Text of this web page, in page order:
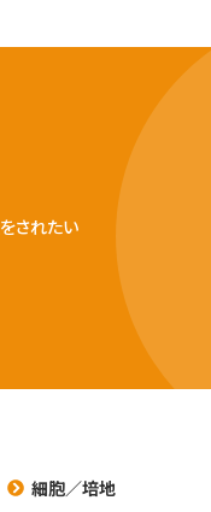
されたい
細胞／培地